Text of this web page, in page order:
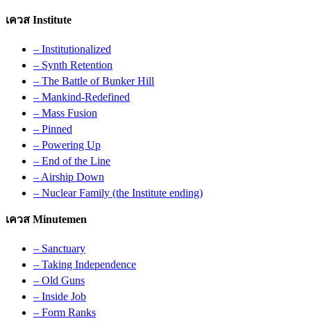
เควส Institute
– Institutionalized
– Synth Retention
– The Battle of Bunker Hill
– Mankind-Redefined
– Mass Fusion
– Pinned
– Powering Up
– End of the Line
– Airship Down
– Nuclear Family (the Institute ending)
เควส Minutemen
– Sanctuary
– Taking Independence
– Old Guns
– Inside Job
– Form Ranks